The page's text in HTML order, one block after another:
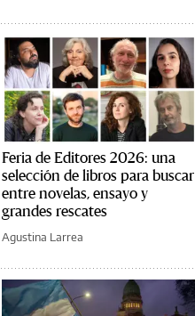
Feria de Editores 2026: una
selección de libros para buscar
entre novelas, ensayo y
grandes rescates
Agustina Larrea